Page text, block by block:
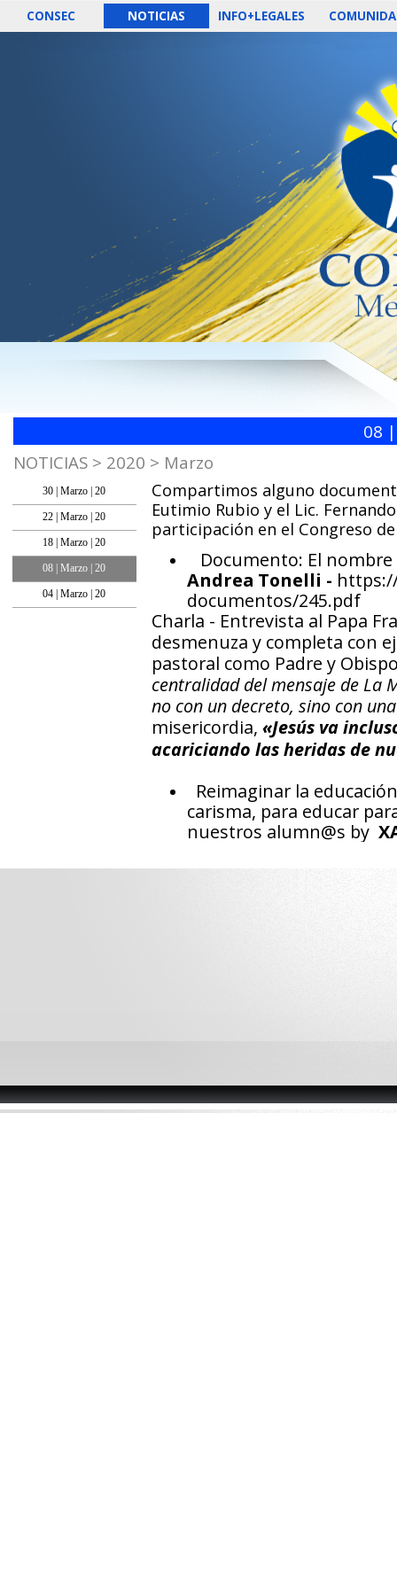
CONSEC NOTICIAS INFO+LEGALES
08
NOTICIAS > 2020 > Marzo
30 | Marzo | 20
22 | Marzo | 20
18 | Marzo | 20
08 | Marzo | 20
04 | Marzo | 20
Compartimos alguno
Eutimio Rubio y el Lic.
participación en el Congreso
Documento: El nombre
Andrea Tonelli -
documentos/245.pdf
Charla - Entrevista al Papa
desmenuza y completa con
pastoral como Padre y
centralidad del mensaje de La
no con un decreto, sino con
misericordia, «Jesús va
acariciando las heridas de
Reimaginar la
carisma, para educar
nuestros alumn@s by